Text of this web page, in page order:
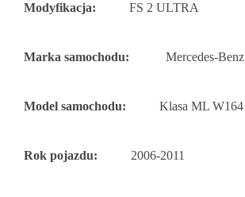
Modyfikacja: FS 2 ULTRA
Marka samochodu: Mercedes-Benz
Model samochodu: Klasa ML W164
Rok pojazdu: 2006-2011